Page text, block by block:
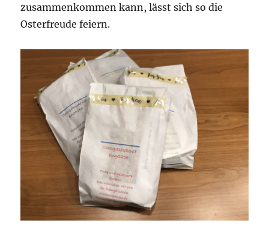
zusammenkommen kann, lässt sich so die
Osterfreude feiern.